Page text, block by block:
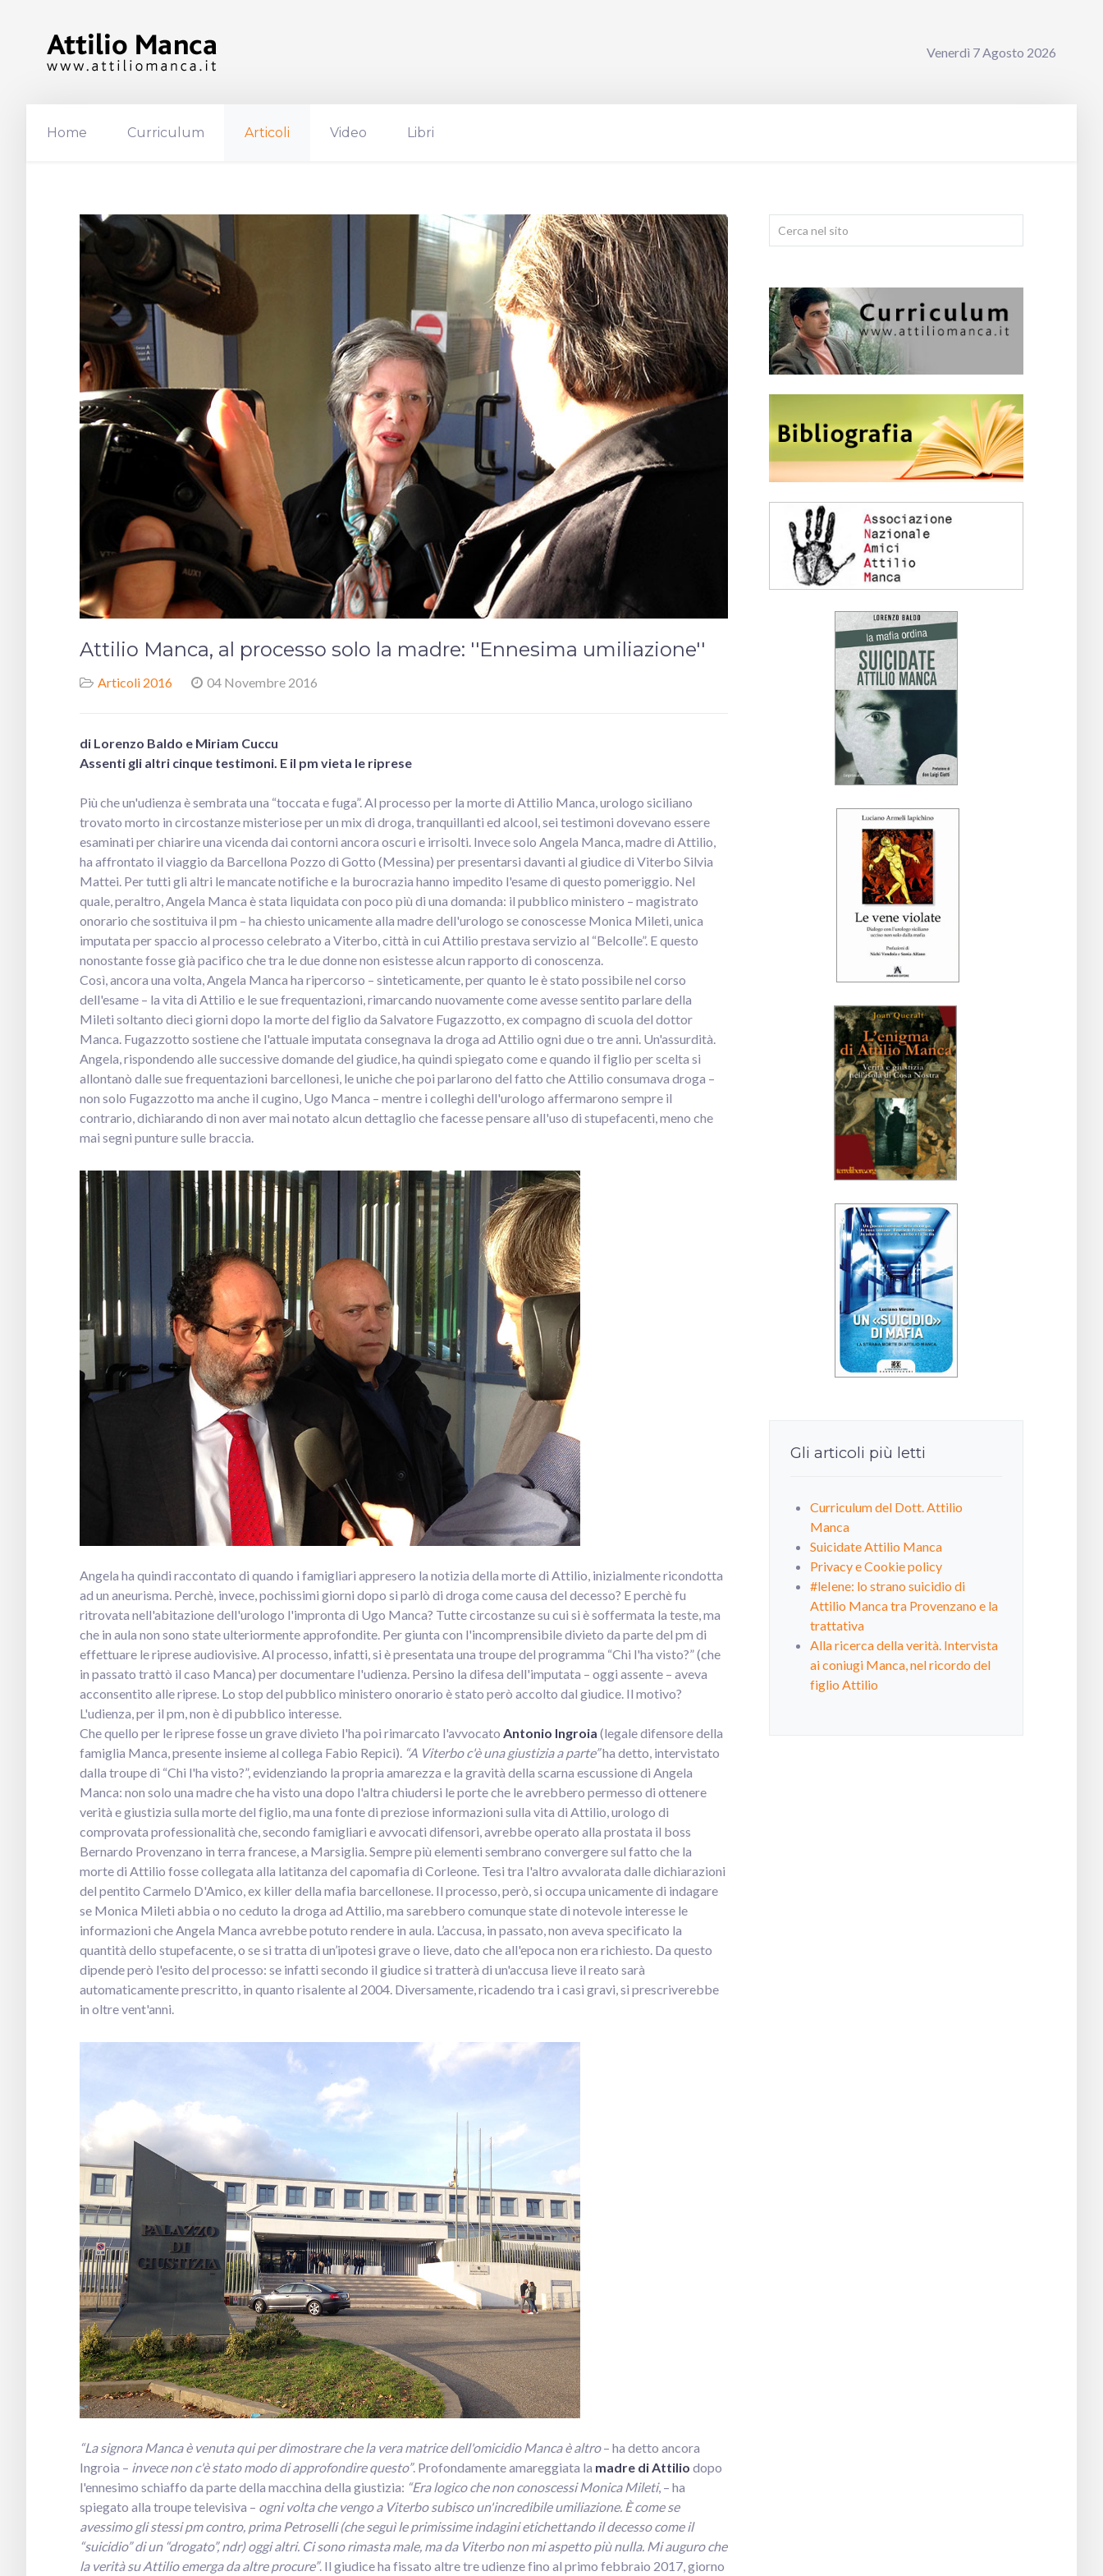
Venerdì 7 Agosto 2026
Home Curriculum Articoli Video Libri
Attilio Manca, al processo solo la madre: ''Ennesima umiliazione''
Articoli 2016 04 Novembre 2016
di Lorenzo Baldo e Miriam Cuccu
Assenti gli altri cinque testimoni. E il pm vieta le riprese
Più che un'udienza è sembrata una “toccata e fuga”. Al processo per la morte di Attilio Manca, urologo siciliano
trovato morto in circostanze misteriose per un mix di droga, tranquillanti ed alcool, sei testimoni dovevano essere
esaminati per chiarire una vicenda dai contorni ancora oscuri e irrisolti. Invece solo Angela Manca, madre di Attilio,
ha affrontato il viaggio da Barcellona Pozzo di Gotto (Messina) per presentarsi davanti al giudice di Viterbo Silvia
Mattei. Per tutti gli altri le mancate notifiche e la burocrazia hanno impedito l'esame di questo pomeriggio. Nel
quale, peraltro, Angela Manca è stata liquidata con poco più di una domanda: il pubblico ministero – magistrato
onorario che sostituiva il pm – ha chiesto unicamente alla madre dell'urologo se conoscesse Monica Mileti, unica
imputata per spaccio al processo celebrato a Viterbo, città in cui Attilio prestava servizio al “Belcolle”. E questo
nonostante fosse già pacifico che tra le due donne non esistesse alcun rapporto di conoscenza.
Così, ancora una volta, Angela Manca ha ripercorso – sinteticamente, per quanto le è stato possibile nel corso
dell'esame – la vita di Attilio e le sue frequentazioni, rimarcando nuovamente come avesse sentito parlare della
Mileti soltanto dieci giorni dopo la morte del figlio da Salvatore Fugazzotto, ex compagno di scuola del dottor
Manca. Fugazzotto sostiene che l'attuale imputata consegnava la droga ad Attilio ogni due o tre anni. Un'assurdità.
Angela, rispondendo alle successive domande del giudice, ha quindi spiegato come e quando il figlio per scelta si
allontanò dalle sue frequentazioni barcellonesi, le uniche che poi parlarono del fatto che Attilio consumava droga –
non solo Fugazzotto ma anche il cugino, Ugo Manca – mentre i colleghi dell'urologo affermarono sempre il
contrario, dichiarando di non aver mai notato alcun dettaglio che facesse pensare all'uso di stupefacenti, meno che
mai segni punture sulle braccia.
Angela ha quindi raccontato di quando i famigliari appresero la notizia della morte di Attilio, inizialmente ricondotta
ad un aneurisma. Perchè, invece, pochissimi giorni dopo si parlò di droga come causa del decesso? E perchè fu
ritrovata nell'abitazione dell'urologo l'impronta di Ugo Manca? Tutte circostanze su cui si è soffermata la teste, ma
che in aula non sono state ulteriormente approfondite. Per giunta con l'incomprensibile divieto da parte del pm di
effettuare le riprese audiovisive. Al processo, infatti, si è presentata una troupe del programma “Chi l'ha visto?” (che
in passato trattò il caso Manca) per documentare l'udienza. Persino la difesa dell'imputata – oggi assente – aveva
acconsentito alle riprese. Lo stop del pubblico ministero onorario è stato però accolto dal giudice. Il motivo?
L'udienza, per il pm, non è di pubblico interesse.
Che quello per le riprese fosse un grave divieto l'ha poi rimarcato l'avvocato Antonio Ingroia (legale difensore della
famiglia Manca, presente insieme al collega Fabio Repici). “A Viterbo c'è una giustizia a parte”ha detto, intervistato
dalla troupe di “Chi l'ha visto?”, evidenziando la propria amarezza e la gravità della scarna escussione di Angela
Manca: non solo una madre che ha visto una dopo l'altra chiudersi le porte che le avrebbero permesso di ottenere
verità e giustizia sulla morte del figlio, ma una fonte di preziose informazioni sulla vita di Attilio, urologo di
comprovata professionalità che, secondo famigliari e avvocati difensori, avrebbe operato alla prostata il boss
Bernardo Provenzano in terra francese, a Marsiglia. Sempre più elementi sembrano convergere sul fatto che la
morte di Attilio fosse collegata alla latitanza del capomafia di Corleone. Tesi tra l'altro avvalorata dalle dichiarazioni
del pentito Carmelo D'Amico, ex killer della mafia barcellonese. Il processo, però, si occupa unicamente di indagare
se Monica Mileti abbia o no ceduto la droga ad Attilio, ma sarebbero comunque state di notevole interesse le
informazioni che Angela Manca avrebbe potuto rendere in aula. L’accusa, in passato, non aveva specificato la
quantità dello stupefacente, o se si tratta di un’ipotesi grave o lieve, dato che all'epoca non era richiesto. Da questo
dipende però l'esito del processo: se infatti secondo il giudice si tratterà di un'accusa lieve il reato sarà
automaticamente prescritto, in quanto risalente al 2004. Diversamente, ricadendo tra i casi gravi, si prescriverebbe
in oltre vent'anni.
“La signora Manca è venuta qui per dimostrare che la vera matrice dell'omicidio Manca è altro– ha detto ancora
Ingroia – invece non c'è stato modo di approfondire questo”. Profondamente amareggiata la madre di Attilio dopo
l'ennesimo schiaffo da parte della macchina della giustizia: “Era logico che non conoscessi Monica Mileti, – ha
spiegato alla troupe televisiva – ogni volta che vengo a Viterbo subisco un'incredibile umiliazione. È come se
avessimo gli stessi pm contro, prima Petroselli (che seguì le primissime indagini etichettando il decesso come il
“suicidio” di un “drogato”, ndr) oggi altri. Ci sono rimasta male, ma da Viterbo non mi aspetto più nulla. Mi auguro che
la verità su Attilio emerga da altre procure”. Il giudice ha fissato altre tre udienze fino al primo febbraio 2017, giorno
Cerca...
Gli articoli più letti
Curriculum del Dott. Attilio
Manca
Suicidate Attilio Manca
Privacy e Cookie policy
#leIene: lo strano suicidio di
Attilio Manca tra Provenzano e la
trattativa
Alla ricerca della verità. Intervista
ai coniugi Manca, nel ricordo del
figlio Attilio